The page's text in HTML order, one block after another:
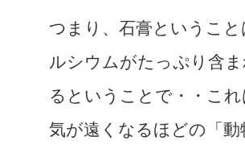
つまり、石膏というこ
ルシウムがたっぷり含
るということで・・こ
気が遠くなるほどの「動